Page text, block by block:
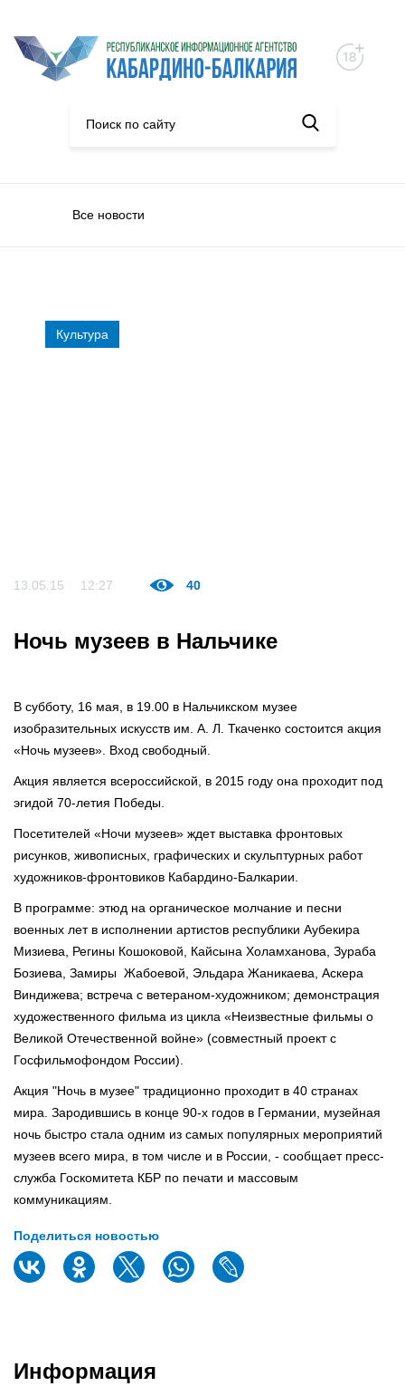
Все новости
Культура
13.05.15 12:27 40
Ночь музеев в Нальчике
В субботу, 16 мая, в 19.00 в Нальчикском музее
изобразительных искусств им. А. Л. Ткаченко состоится акция
«Ночь музеев». Вход свободный.
Акция является всероссийской, в 2015 году она проходит под
эгидой 70-летия Победы.
Посетителей «Ночи музеев» ждет выставка фронтовых
рисунков, живописных, графических и скульптурных работ
художников-фронтовиков Кабардино-Балкарии.
В программе: этюд на органическое молчание и песни
военных лет в исполнении артистов республики Аубекира
Мизиева, Регины Кошоковой, Кайсына Холамханова, Зураба
Бозиева, Замиры Жабоевой, Эльдара Жаникаева, Аскера
Виндижева; встреча с ветераном-художником; демонстрация
художественного фильма из цикла «Неизвестные фильмы о
Великой Отечественной войне» (совместный проект с
Госфильмофондом России).
Акция "Ночь в музее" традиционно проходит в 40 странах
мира. Зародившись в конце 90-х годов в Германии, музейная
ночь быстро стала одним из самых популярных мероприятий
музеев всего мира, в том числе и в России, - сообщает пресс-
служба Госкомитета КБР по печати и массовым
коммуникациям.
Поделиться новостью
Информация